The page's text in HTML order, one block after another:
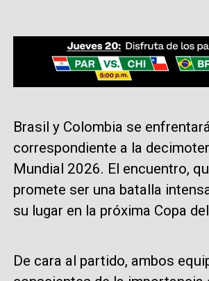
Brasil y Colombia se
correspondiente a la
Mundial 2026. El encuentro,
promete ser una batalla
su lugar en la próxima Copa
De cara al partido, ambos